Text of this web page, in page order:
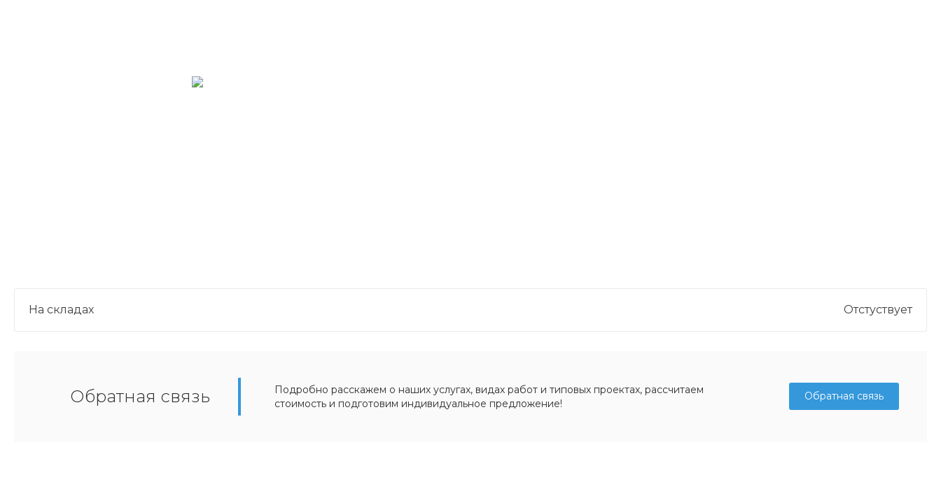
На складах Отстуствует
Обратная связь
Подробно расскажем о наших услугах, видах работ и типовых проектах, рассчитаем
стоимость и подготовим индивидуальное предложение!
Обратная связь